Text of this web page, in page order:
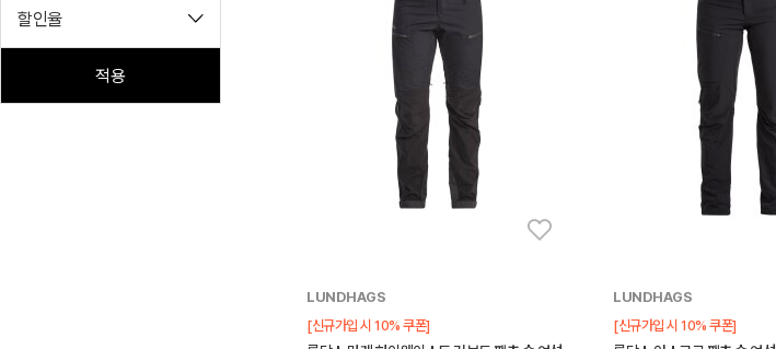
할인율
적용
LUNDHAGS
[신규가입 시 10% 쿠폰]
LUNDHAGS
[신규가입 시 10% 쿠폰]